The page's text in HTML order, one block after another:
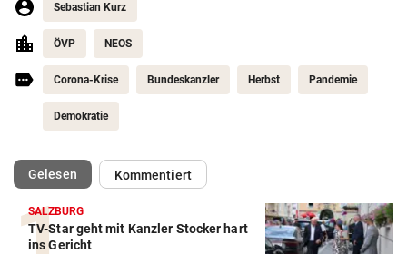
Sebastian Kurz
ÖVP NEOS
Corona-Krise Bundeskanzler Herbst Pandemie
Demokratie
Gelesen(ausgewählt)Kommentiert
SALZBURG
TV-Star geht mit Kanzler Stocker hart
ins Gericht